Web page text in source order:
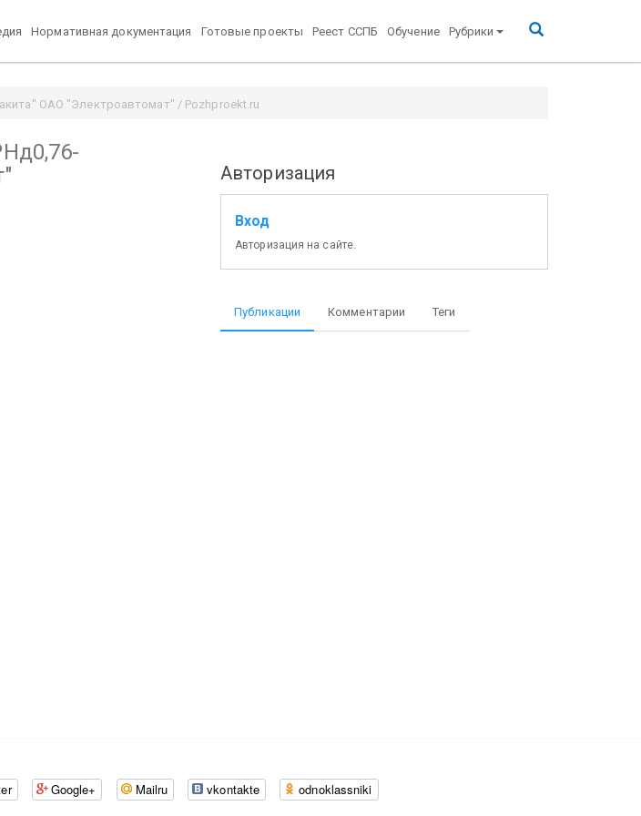
Нормативная документация Готовые проекты Реест ССПБ Обучение Рубрики
ОАО "Электроавтомат" / Pozhproekt.ru
Авторизация
Вход
Авторизация на сайте.
Публикации Комментарии Теги
Google+ Mailru vkontakte odnoklassniki